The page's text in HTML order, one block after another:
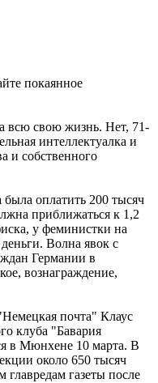
покаянное
всю свою жизнь. Нет, 71-
интеллектуалка и
и собственного
оплатить 200 тысяч
приближаться к 1,2
у феминистки на
Волна явок с
Германии в
вознаграждение,
почта" Клаус
клуба "Бавария
в Мюнхене 10 марта. В
около 650 тысяч
газеты после